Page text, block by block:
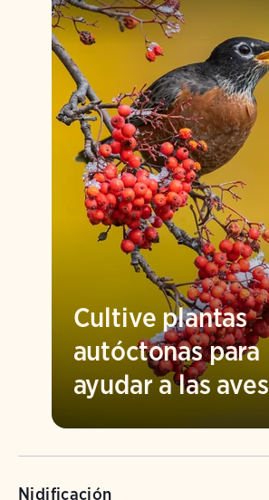
Cultive plantas
autóctonas para
ayudar a las aves
Nidificación